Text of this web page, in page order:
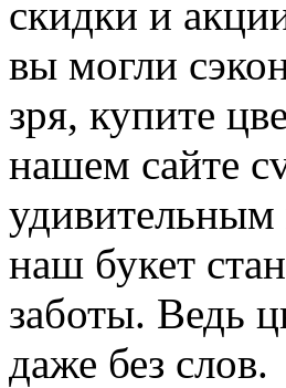
скидки и
вы могли
зря, купите
нашем сайте
наш букет
заботы. Ведь
даже без слов.